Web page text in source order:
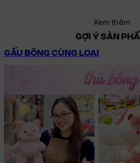
Xem thêm
GỢI Ý SẢN
GẤU BÔNG CÙNG LOẠI